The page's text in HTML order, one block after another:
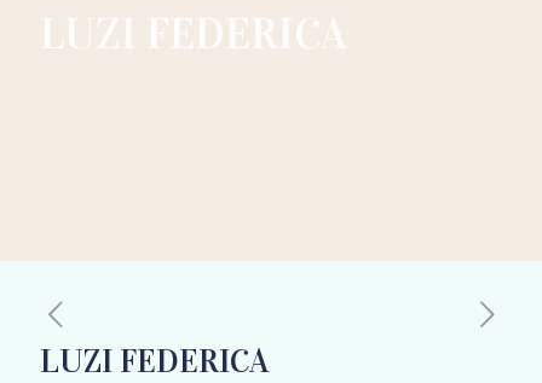
LUZI FEDERICA
LUZI FEDERICA